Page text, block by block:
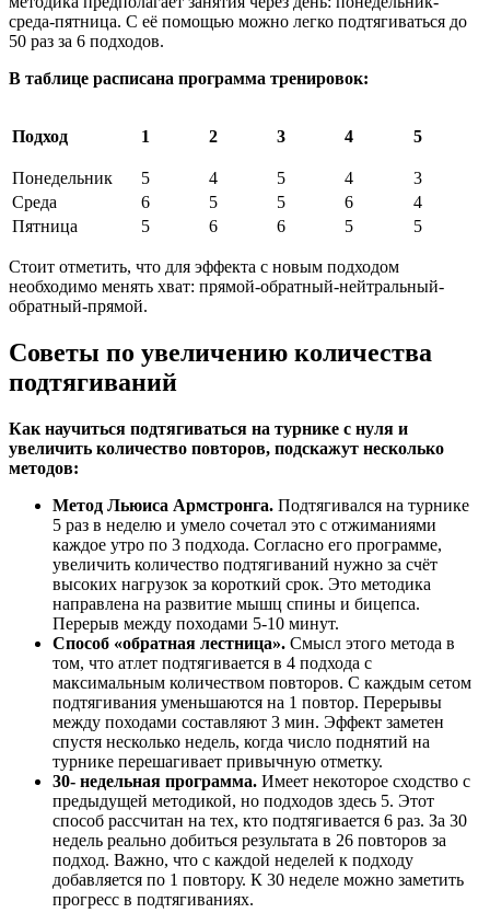
среда-пятница. С её помощью можно легко подтягиваться до
50 раз за 6 подходов.
В таблице расписана программа тренировок:
Подход 1 2 3 4 5
Понедельник 5 4 5 4
3
Среда
6 5 5 6
4
Пятница
5 6 6 5 5
Стоит отметить, что для эффекта с новым подходом
необходимо менять хват: прямой-обратный-нейтральный-
обратный-прямой.
Советы по увеличению количества
подтягиваний
Как научиться подтягиваться на турнике с нуля и
увеличить количество повторов, подскажут несколько
методов:
Метод Льюиса Армстронга. Подтягивался на турнике
5 раз в неделю и умело сочетал это с отжиманиями
каждое утро по 3 подхода. Согласно его программе,
увеличить количество подтягиваний нужно за счёт
высоких нагрузок за короткий срок. Это методика
направлена на развитие мышц спины и бицепса.
Перерыв между походами 5-10 минут.
Способ «обратная лестница». Смысл этого метода в
том, что атлет подтягивается в 4 подхода с
максимальным количеством повторов. С каждым сетом
подтягивания уменьшаются на 1 повтор. Перерывы
между походами составляют 3 мин. Эффект заметен
спустя несколько недель, когда число поднятий на
турнике перешагивает привычную отметку.
30- недельная программа. Имеет некоторое сходство с
предыдущей методикой, но подходов здесь 5. Этот
способ рассчитан на тех, кто подтягивается 6 раз. За 30
недель реально добиться результата в 26 повторов за
подход. Важно, что с каждой неделей к подходу
добавляется по 1 повтору. К 30 неделе можно заметить
прогресс в подтягиваниях.